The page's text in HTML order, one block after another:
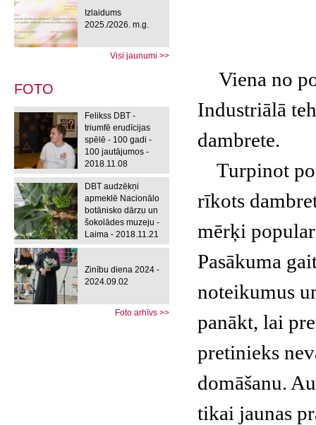
Izlaidums
2025./2026. m.g.
Visi jaunumi >>
FOTO
Felikss DBT -
triumfē erudīcijas
spēlē - 100 gadi -
100 jautājumos -
2018.11.08
DBT audzēkņi
apmeklē Nacionālo
botānisko dārzu un
šokolādes muzeju -
Laima - 2018.11.21
Zinību diena 2024 -
2024.09.02
Foto arhīvs >>
Viena no
Industriālā
dambrete.
Turpinot
rīkots
mērķi
Pasākuma
noteikumus
panākt, lai
pretinieks
domāšanu.
tikai jaunas